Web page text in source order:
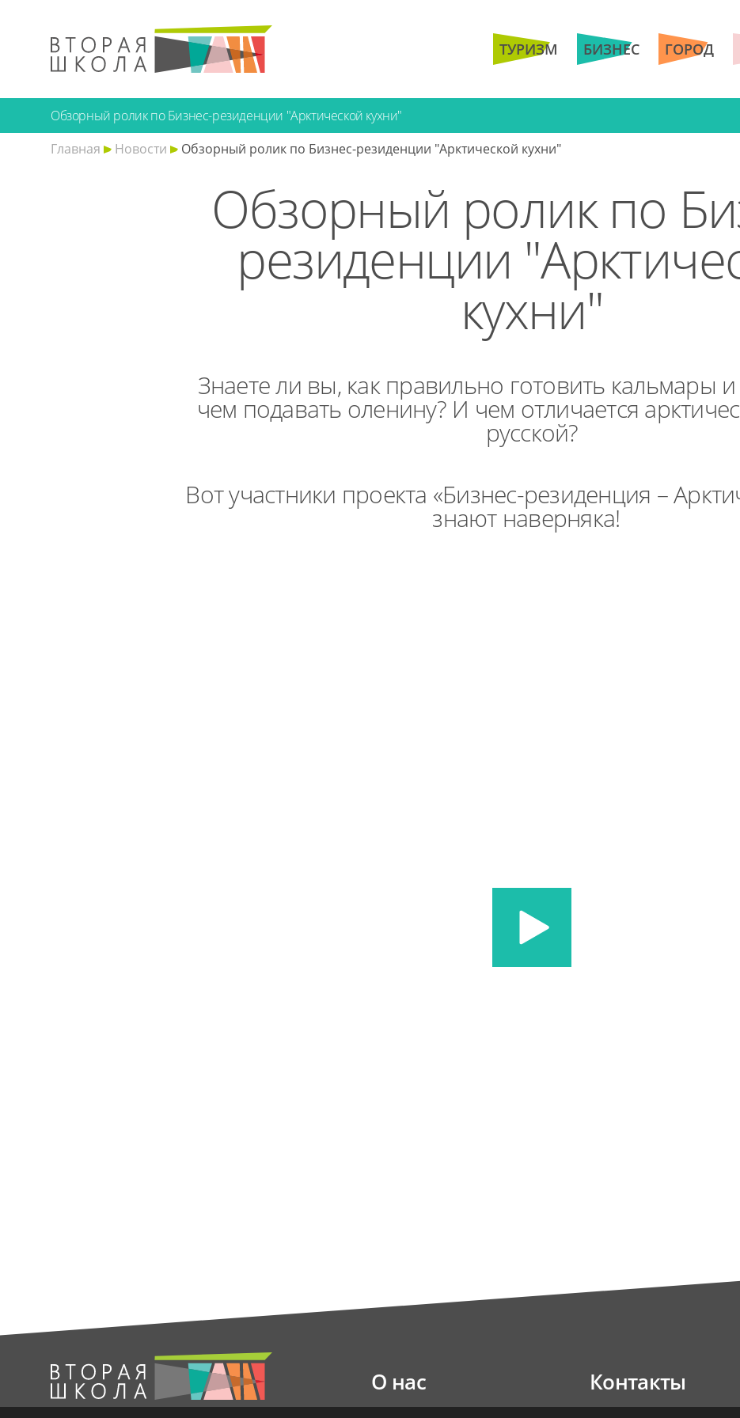
ТУРИЗМ БИЗНЕС ГОРОД
Обзорный ролик по Бизнес-резиденции "Арктической кухни"
Главная
Новости Обзорный ролик по Бизнес-резиденции "Арктической кухни"
Обзорный ролик по
резиденции
кухни"
Знаете ли вы, как правильно готовить кальмары и
чем подавать оленину? И чем отличается
русской?
Вот участники проекта «Бизнес-резиденция –
знают наверняка!
О нас Контакты